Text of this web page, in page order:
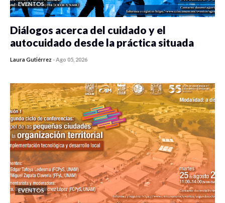
EVENTOS
Diálogos acerca del cuidado y el
autocuidado desde la práctica situada
Laura Gutiérrez -Ago 05, 2026
EVENTOS